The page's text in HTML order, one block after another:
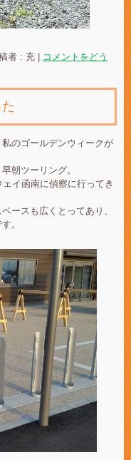
者 : 充
コメントをどう
のゴールデンウィークが
朝ツーリング。
イ函南に偵察に行ってき
ースも広くとってあり、
。